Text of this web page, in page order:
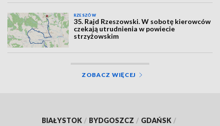
RZESZÓW
35. Rajd Rzeszowski. W sobotę kierowców
czekają utrudnienia w powiecie
strzyżowskim
ZOBACZ WIĘCEJ
BIAŁYSTOK / BYDGOSZCZ / GDAŃSK /